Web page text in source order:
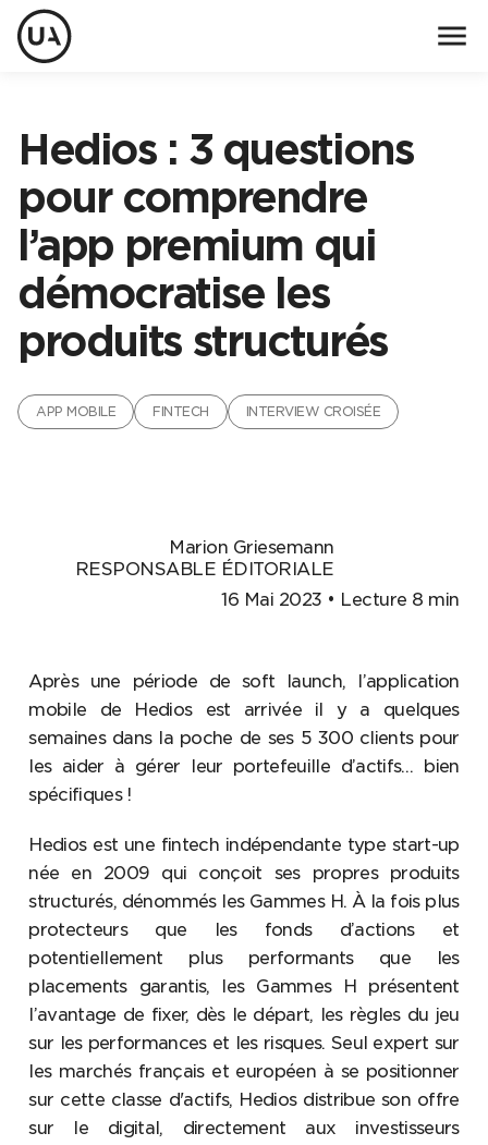
menu
Hedios : 3 questions
pour comprendre
l’app premium qui
démocratise les
produits structurés
APP MOBILE FINTECH INTERVIEW CROISÉE
Marion Griesemann
RESPONSABLE ÉDITORIALE
16 Mai 2023 • Lecture 8 min
Après une période de soft launch, l’application
mobile de Hedios est arrivée il y a quelques
semaines dans la poche de ses 5 300 clients pour
les aider à gérer leur portefeuille d’actifs… bien
spécifiques !
Hedios est une fintech indépendante type start-up
née en 2009 qui conçoit ses propres produits
structurés, dénommés les Gammes H. À la fois plus
protecteurs que les fonds d’actions et
potentiellement plus performants que les
placements garantis, les Gammes H présentent
l’avantage de fixer, dès le départ, les règles du jeu
sur les performances et les risques. Seul expert sur
les marchés français et européen à se positionner
sur cette classe d'actifs, Hedios distribue son offre
sur le digital, directement aux investisseurs